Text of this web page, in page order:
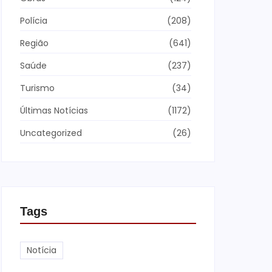
Polícia
(208)
Região
(641)
Saúde
(237)
Turismo
(34)
Últimas Notícias
(1172)
Uncategorized
(26)
Tags
Notícia